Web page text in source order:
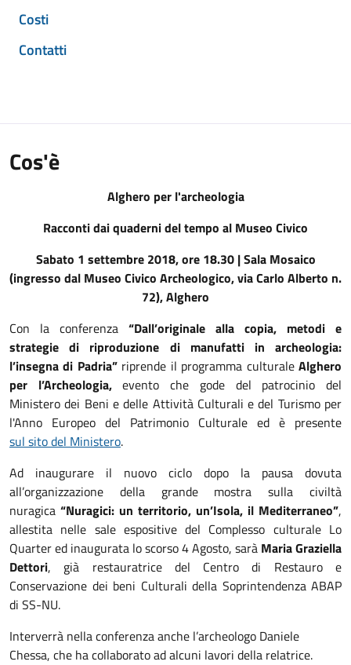
Costi
Contatti
Cos'è
Alghero per l'archeologia
Racconti dai quaderni del tempo al Museo Civico
Sabato 1 settembre 2018, ore 18.30 | Sala Mosaico
(ingresso dal Museo Civico Archeologico, via Carlo Alberto n.
72), Alghero
Con la conferenza “Dall’originale alla copia, metodi e
strategie di riproduzione di manufatti in archeologia:
l’insegna di Padria”riprende il programma culturaleAlghero
per l’Archeologia,evento che gode del patrocinio del
Ministero dei Beni e delle Attività Culturali e del Turismo per
l'Anno Europeo del Patrimonio Culturale ed è presente
sul sito del Ministero.
Ad inaugurare il nuovo ciclo dopo la pausa dovuta
all’organizzazione della grande mostra sulla civiltà
nuragica “Nuragici: un territorio, un’Isola, il Mediterraneo”,
allestita nelle sale espositive del Complesso culturale Lo
Quarter ed inaugurata lo scorso 4 Agosto, sarà Maria Graziella
Dettori, già restauratrice del Centro di Restauro e
Conservazione dei beni Culturali della Soprintendenza ABAP
di SS-NU.
Interverrà nella conferenza anche l’archeologo Daniele
Chessa, che ha collaborato ad alcuni lavori della relatrice.